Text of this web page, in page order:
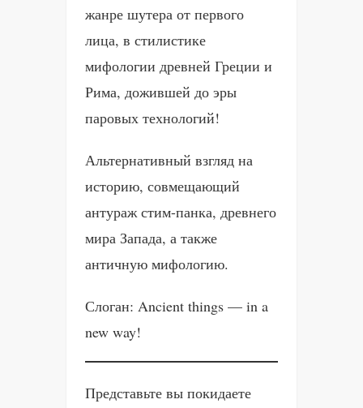
жанре шутера от первого
лица, в стилистике
мифологии древней Греции и
Рима, дожившей до эры
паровых технологий!
Альтернативный взгляд на
историю, совмещающий
антураж стим-панка, древнего
мира Запада, а также
античную мифологию.
Слоган: Ancient things — in a
new way!
Представьте вы покидаете